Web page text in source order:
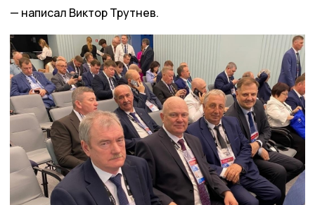
написал Виктор Трутнев.